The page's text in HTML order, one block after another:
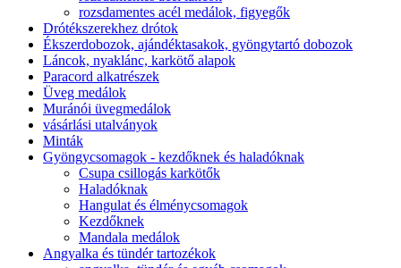
rozsdamentes acél medálok, figyegők
Drótékszerekhez drótok
Ékszerdobozok, ajándéktasakok, gyöngytartó dobozok
Láncok, nyaklánc, karkötő alapok
Paracord alkatrészek
Üveg medálok
Muránói üvegmedálok
vásárlási utalványok
Minták
Gyöngycsomagok - kezdőknek és haladóknak
Csupa csillogás karkötők
Haladóknak
Hangulat és élménycsomagok
Kezdőknek
Mandala medálok
Angyalka és tündér tartozékok